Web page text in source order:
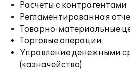
Расчеты с контрагентами
Регламентированная
Товарно-материальные
Торговые операции
Управление денежными
(казначейство)